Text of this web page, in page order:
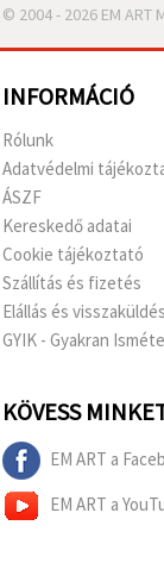
© 2004 - 2026 EM
INFORMÁCIÓ
Rólunk
Adatvédelmi
ÁSZF
Kereskedő adatai
Cookie tájékoztató
Szállítás és fizetés
Elállás és visszaküldés
GYIK - Gyakran
KÖVESS
EM ART a
EM ART a